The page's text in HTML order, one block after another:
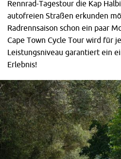
Rennrad-Tagestour die Kap
autofreien Straßen erkunden
Radrennsaison schon ein paar
Cape Town Cycle Tour wird für
Leistungsniveau garantiert ein
Erlebnis!